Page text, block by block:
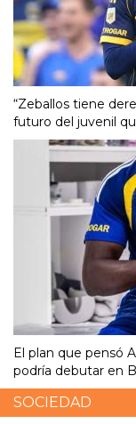
“Zeballos tiene
futuro del juvenil
El plan que pensó
podría debutar en
SOCIEDAD